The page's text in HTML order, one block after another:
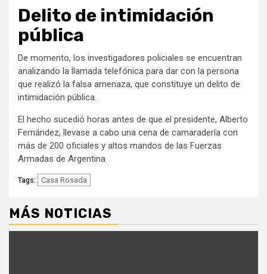
Delito de intimidación
pública
De momento, los investigadores policiales se encuentran
analizando la llamada telefónica para dar con la persona
que realizó la falsa amenaza, que constituye un delito de
intimidación pública.
El hecho sucedió horas antes de que el presidente, Alberto
Fernández, llevase a cabo una cena de camaradería con
más de 200 oficiales y altos mandos de las Fuerzas
Armadas de Argentina.
Tags: Casa Rosada
MÁS NOTICIAS